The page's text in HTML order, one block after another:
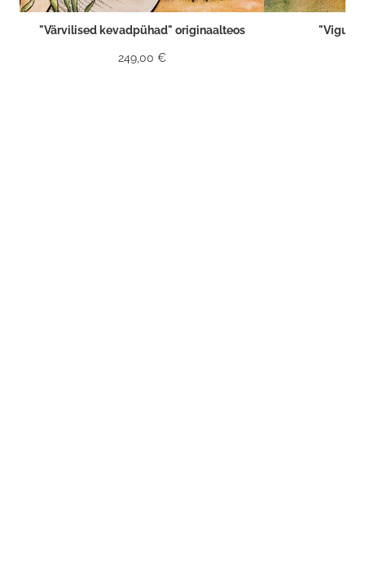
"Värvilised kevadpühad" originaalteos
249,00 €